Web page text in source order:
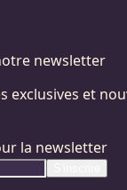
newsletter
exclusives et
la newsletter